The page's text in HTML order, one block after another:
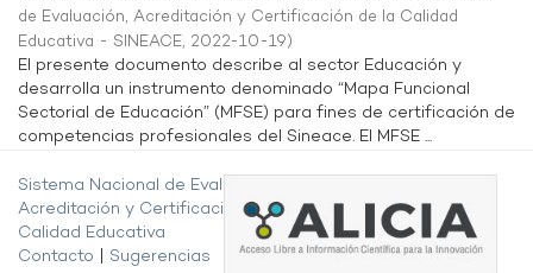
de Evaluación, Acreditación y Certificación de la Calidad
Educativa - SINEACE, 2022-10-19)
El presente documento describe al sector Educación y
desarrolla un instrumento denominado “Mapa Funcional
Sectorial de Educación” (MFSE) para fines de certificación de
competencias profesionales del Sineace. El MFSE ...
Sistema Nacional de Evaluación,
Acreditación y Certificación de la
Calidad Educativa
Contacto
Sugerencias